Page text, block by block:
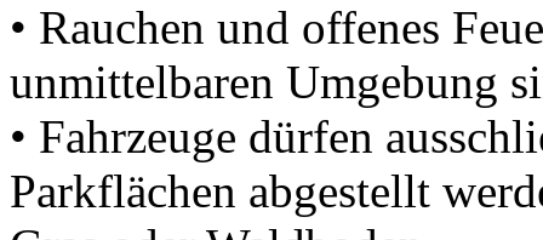
• Rauchen und offenes
unmittelbaren Umgebung
• Fahrzeuge dürfen
Parkflächen abgestellt